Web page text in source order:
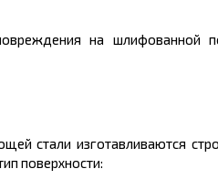
на шлифованной
стали изготавливаются
поверхности: